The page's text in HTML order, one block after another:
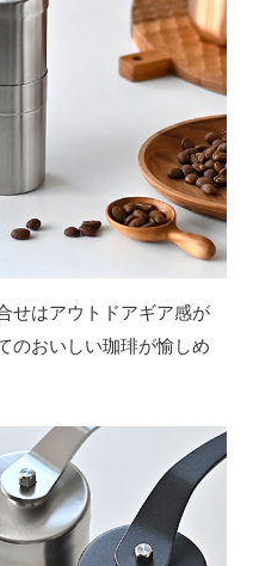
せはアウトドアギア感が
のおいしい珈琲が愉しめ